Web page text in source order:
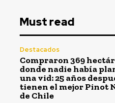
Must read
Destacados
Compraron 369
donde nadie había
una vid: 25 años
tienen el mejor Pinot
de Chile